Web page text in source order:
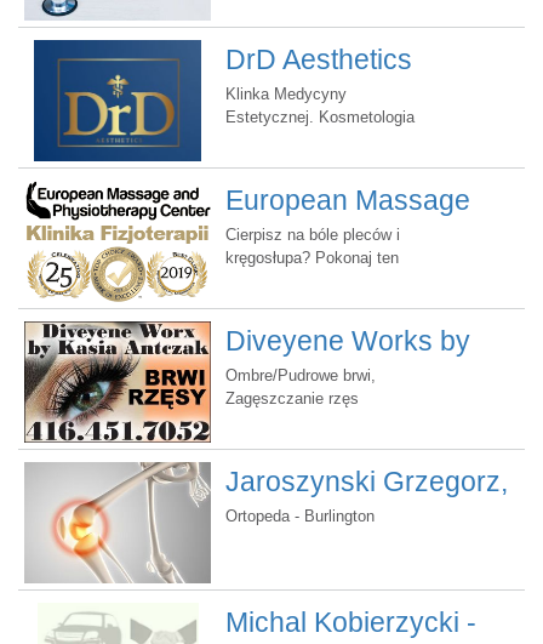
DrD Aesthetics
Klinka Medycyny
Estetycznej. Kosmetologia
Trychologiczna. Darmowa
konsultacja lekarska.
Promocje!!!
European Massage
and Physiotherapy
Centre
Cierpisz na bóle pleców i
kręgosłupa? Pokonaj ten
dzisiaj!
Diveyene Works by
Kasia Antczak
Ombre/Pudrowe brwi,
Zagęszczanie rzęs
Lifting rzęs (trwała na
rzęsy), Laminacja brwi,
henna
Jaroszynski Grzegorz,
dr
Ortopeda - Burlington
Michal Kobierzycki -